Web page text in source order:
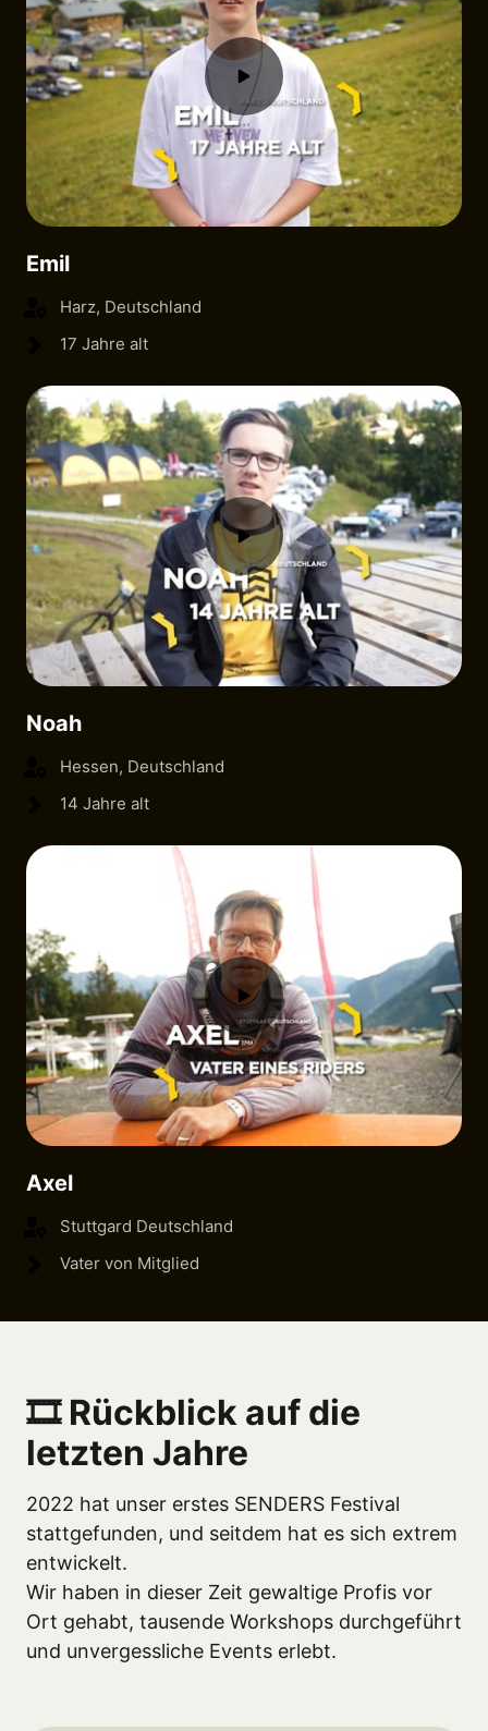
Emil
Harz, Deutschland
17 Jahre alt
Noah
Hessen, Deutschland
14 Jahre alt
Axel
Stuttgard Deutschland
Vater von Mitglied
🎞️ Rückblick auf die
letzten Jahre
2022 hat unser erstes SENDERS Festival
stattgefunden, und seitdem hat es sich extrem
entwickelt.
Wir haben in dieser Zeit gewaltige Profis vor
Ort gehabt, tausende Workshops durchgeführt
und unvergessliche Events erlebt.